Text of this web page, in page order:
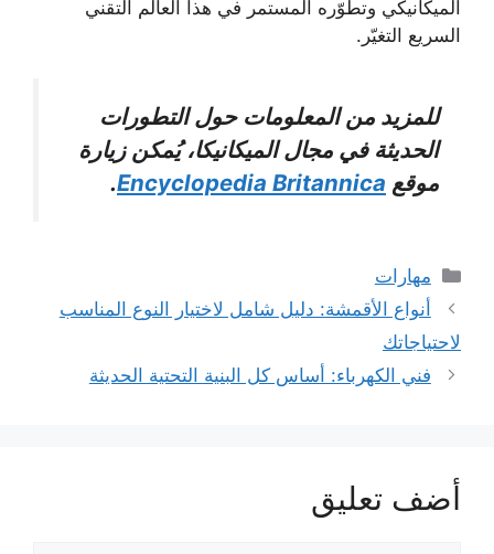
الميكانيكي وتطوّره المستمر في هذا العالم التقني
السريع التغيّر.
للمزيد من المعلومات حول التطورات
الحديثة في مجال الميكانيكا، يُمكن زيارة
موقع Encyclopedia Britannica
.
التصنيفات
مهارات
أنواع الأقمشة: دليل شامل لاختيار النوع المناسب
لاحتياجاتك
فني الكهرباء: أساس كل البنية التحتية الحديثة
أضف تعليق